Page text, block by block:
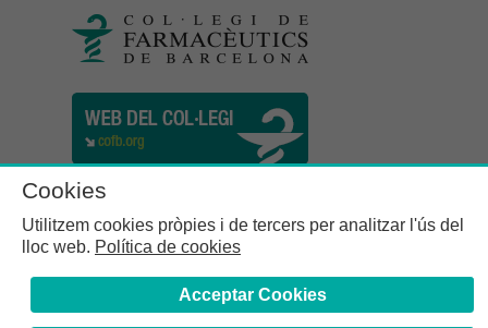
Cookies
Utilitzem cookies pròpies i de tercers per analitzar l'ús del
lloc web. Política de cookies
Acceptar Cookies